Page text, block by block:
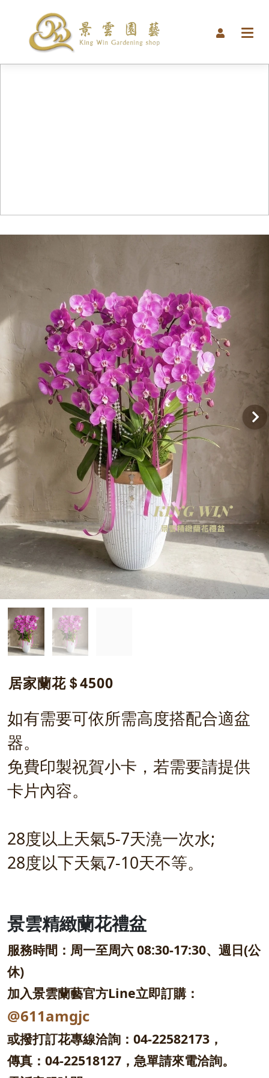
居家蘭花＄4500
如有需要可依所需高度搭配合適盆
器。
免費印製祝賀小卡，若需要請提供
卡片內容。
28度以上天氣5-7天澆一次水;
28度以下天氣7-10天不等。
景雲精緻蘭花禮盆
服務時間：周一至周六 08:30-17:30、週日(公
休)
加入景雲蘭藝官方Line立即訂購：
@611amgjc
或撥打訂花專線洽詢：04-22582173，
傳真：04-22518127，急單請來電洽詢。